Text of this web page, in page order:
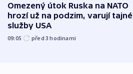
Omezený útok Ruska na NATO
hrozí už na podzim, varují tajné
služby USA
09:05 před 3hodinami